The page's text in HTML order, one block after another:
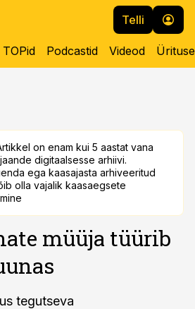
Telli
TOPid Podcastid Videod
on enam kui 5 aastat vana
digitaalsesse arhiivi.
ega kaasajasta arhiveeritud
olla vajalik kaasaegsete
müüja tüürib
tegutseva